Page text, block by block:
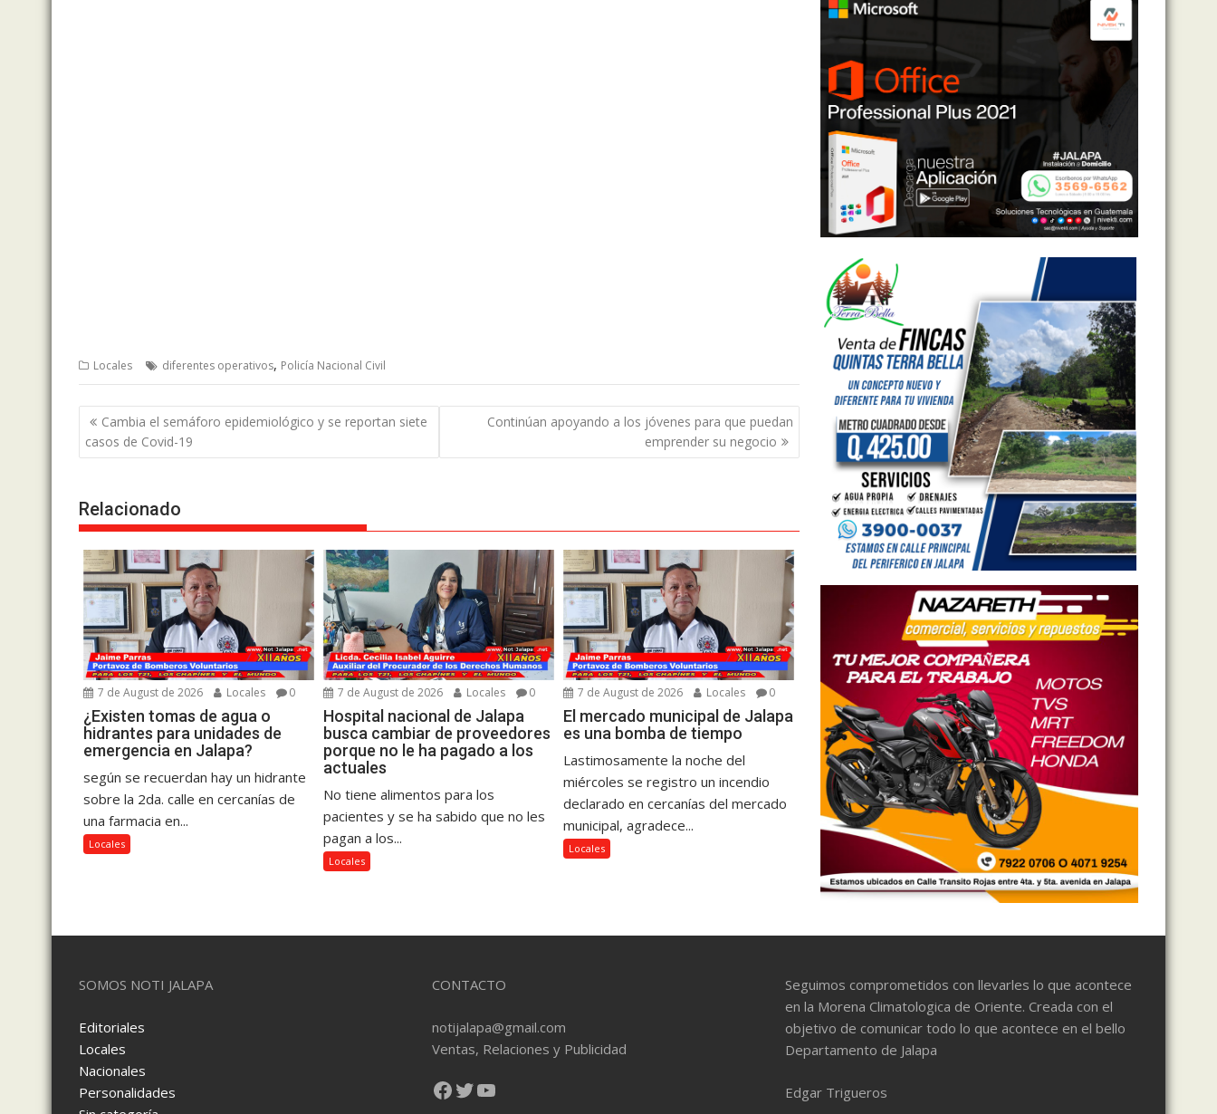
Locales diferentes operativos, Policía Nacional Civil
Post
navigation
Cambia el semáforo epidemiológico y se reportan siete
casos de Covid-19
Continúan apoyando a los jóvenes para que puedan
emprender su negocio
Relacionado
7 de August de 2026 Locales 0
¿Existen tomas de agua o
hidrantes para unidades de
emergencia en Jalapa?
según se recuerdan hay un hidrante
sobre la 2da. calle en cercanías de
una farmacia en...
Locales
7 de August de 2026 Locales 0
Hospital nacional de Jalapa
busca cambiar de proveedores
porque no le ha pagado a los
actuales
No tiene alimentos para los
pacientes y se ha sabido que no les
pagan a los...
Locales
7 de August de 2026 Locales 0
El mercado municipal de Jalapa
es una bomba de tiempo
Lastimosamente la noche del
miércoles se registro un incendio
declarado en cercanías del mercado
municipal, agradece...
Locales
SOMOS NOTI JALAPA
Editoriales
Locales
Nacionales
Personalidades
CONTACTO
notijalapa@gmail.com
Ventas, Relaciones y Publicidad
Facebook
Twitter
YouTube
Seguimos comprometidos con llevarles lo que acontece
en la Morena Climatologica de Oriente. Creada con el
objetivo de comunicar todo lo que acontece en el bello
Departamento de Jalapa
Edgar Trigueros